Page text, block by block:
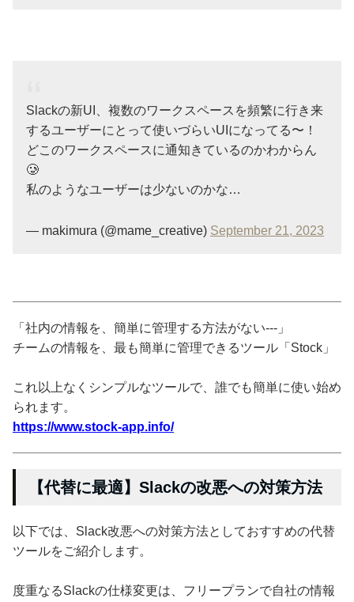
Slackの新UI、複数のワークスペースを頻繁に行き来
するユーザーにとって使いづらいUIになってる〜！
どこのワークスペースに通知きているのかわからん
🥲
私のようなユーザーは少ないのかな…
— makimura (@mame_creative) September 21, 2023
「社内の情報を、簡単に管理する方法がない---」
チームの情報を、最も簡単に管理できるツール「Stock」
これ以上なくシンプルなツールで、誰でも簡単に使い始め
られます。
https://www.stock-app.info/
【代替に最適】Slackの改悪への対策方法
以下では、Slack改悪への対策方法としておすすめの代替
ツールをご紹介します。
度重なるSlackの仕様変更は、フリープランで自社の情報